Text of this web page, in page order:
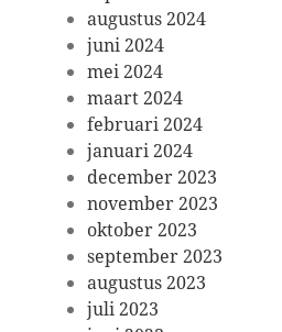
augustus 2024
juni 2024
mei 2024
maart 2024
februari 2024
januari 2024
december 2023
november 2023
oktober 2023
september 2023
augustus 2023
juli 2023